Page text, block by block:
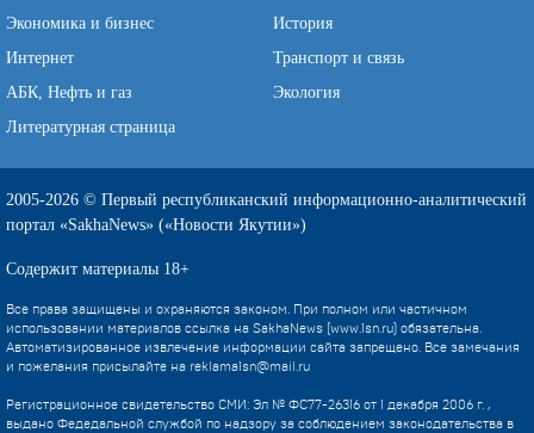
Экономика и бизнес
История
Интернет
Транспорт и связь
АБК, Нефть и газ
Экология
Литературная страница
2005-2026 © Первый республиканский информационно-аналитический
портал «SakhaNews» («Новости Якутии»)
Содержит материалы 18+
Все права защищены и охраняются законом. При полном или частичном
использовании материалов ссылка на SakhaNews (www.1sn.ru) обязательна.
Автоматизированное извлечение информации сайта запрещено. Все замечания
и пожелания присылайте на reklama1sn@mail.ru
Регистрационное свидетельство СМИ: Эл № ФС77-26316 от 1 декабря 2006 г. ,
выдано Федедальной службой по надзору за соблюдением законодательства в